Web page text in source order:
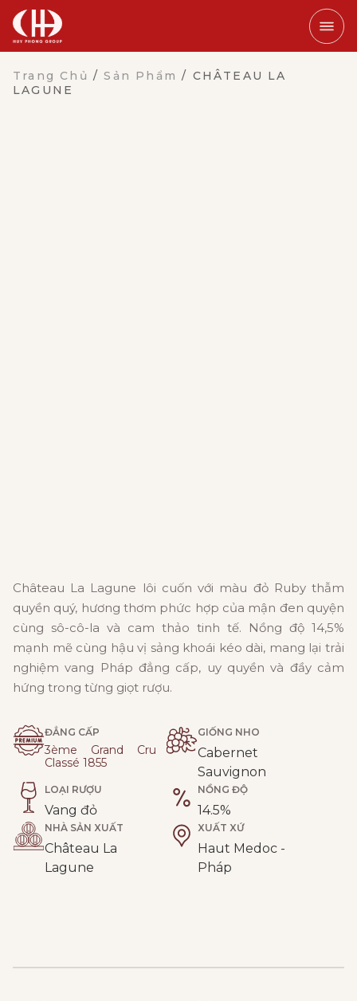
Trang Chủ /Sản Phẩm / CHÂTEAU LA
LAGUNE
Château La Lagune lôi cuốn với màu đỏ Ruby thẫm
quyền quý, hương thơm phức hợp của mận đen quyện
cùng sô-cô-la và cam thảo tinh tế. Nồng độ 14,5%
mạnh mẽ cùng hậu vị sảng khoái kéo dài, mang lại trải
nghiệm vang Pháp đẳng cấp, uy quyền và đầy cảm
hứng trong từng giọt rượu.
ĐẲNG CẤP
3ème Grand Cru
Classé 1855
GIỐNG NHO
Cabernet
Sauvignon
LOẠI RƯỢU
Vang đỏ
NỒNG ĐỘ
14.5%
NHÀ SẢN XUẤT
Château La
Lagune
XUẤT XỨ
Haut Medoc -
Pháp